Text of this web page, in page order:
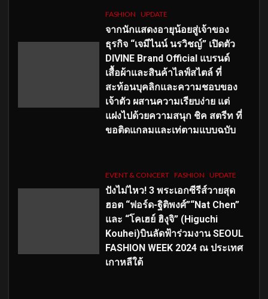
FASHION UPDATE
จากนักแสดงอายุน้อยสู่เจ้าของ
ธุรกิจ “เจมีไนน์ นรวิชญ์” เปิดตัว
DIVINE Brand Official แบรนด์
เสื้อผ้าและสินค้าไลฟ์สไตล์ ที่
สะท้อนบุคลิกและความชอบของ
เจ้าตัว ผสานความเรียบง่าย แต่
แฝงไปด้วยความสนุก ชิค สตรีท ที่
ขอติดแกลมและเท่ตามแบบฉบับ
EVENT & CONCERT FASHION UPDATE
ปังไม่ไหว! 3 พระเอกซีรีส์วายสุด
ฮอต “ฟอร์ด-ฐิติพงศ์”“Nat Chen”
และ “โคเฮย์ ฮิงุจิ” (Higuchi
Kouhei)บินลัดฟ้าร่วมงาน SEOUL
FASHION WEEK 2024 ณ ประเทศ
เกาหลีใต้